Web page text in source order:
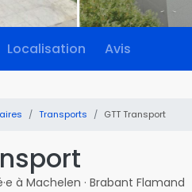
Localisation Avis
Transports GTT Transport
à Machelen · Brabant Flamand